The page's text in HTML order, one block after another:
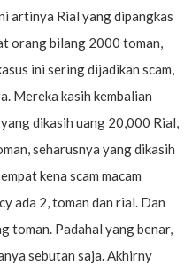
artinya Rial yang dipangkas
orang bilang 2000 toman,
ini sering dijadikan scam,
Mereka kasih kembalian
dikasih uang 20,000 Rial,
seharusnya yang dikasih
kena scam macam
ada 2, toman dan rial. Dan
toman. Padahal yang benar,
sebutan saja. Akhirny